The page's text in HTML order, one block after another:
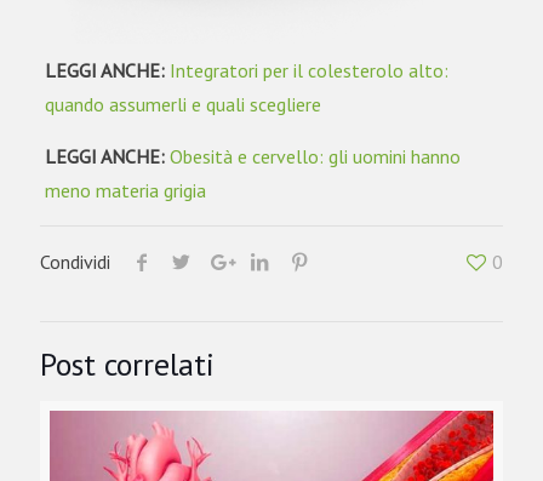
LEGGI ANCHE: Integratori per il colesterolo alto:
quando assumerli e quali scegliere
LEGGI ANCHE: Obesità e cervello: gli uomini hanno
meno materia grigia
Condividi 0
Post correlati